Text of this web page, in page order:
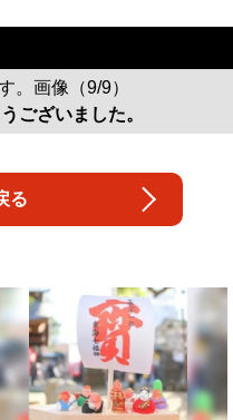
。画像（9/9）
ございました。
る